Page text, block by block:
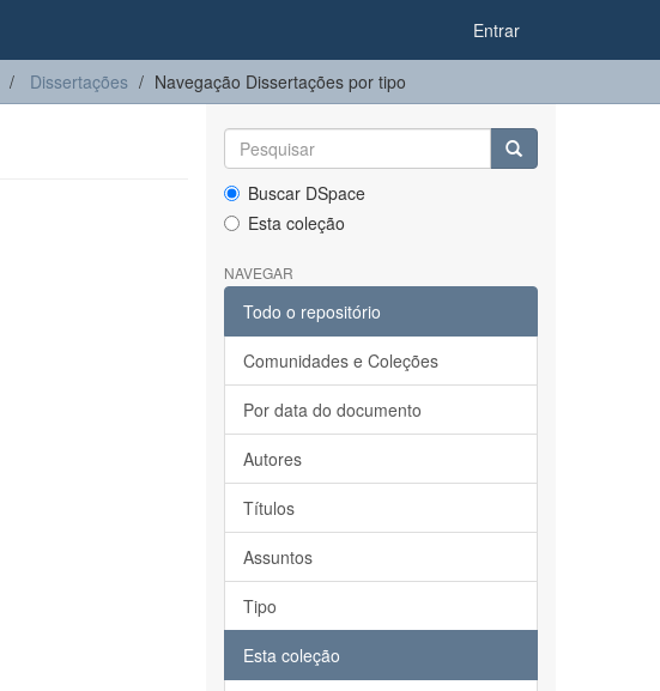
Entrar
Dissertações Navegação Dissertações por tipo
Buscar DSpace
Esta coleção
NAVEGAR
Todo o repositório
Comunidades e Coleções
Por data do documento
Autores
Títulos
Assuntos
Tipo
Esta coleção